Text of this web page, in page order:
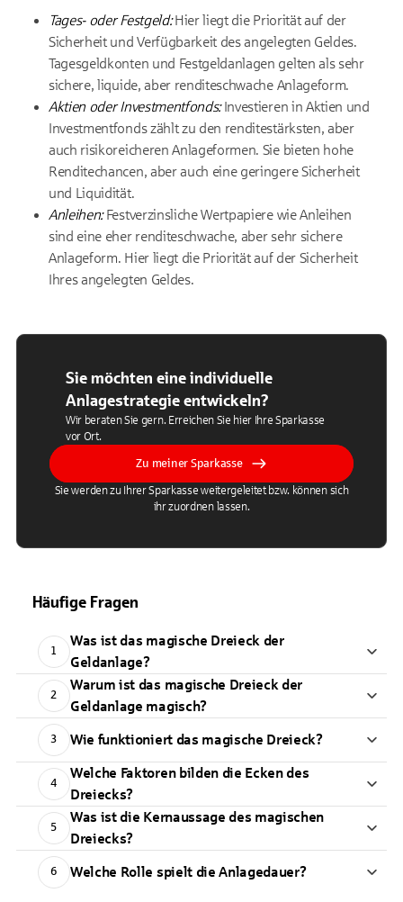
Tages- oder Festgeld:Hier liegt die Priorität auf der
Sicherheit und Verfügbarkeit des angelegten Geldes.
Tagesgeldkonten und Festgeldanlagen gelten als sehr
sichere, liquide, aber renditeschwache Anlageform.
Aktien oder Investmentfonds:Investieren in Aktien und
Investmentfonds zählt zu den renditestärksten, aber
auch risikoreicheren Anlageformen. Sie bieten hohe
Renditechancen, aber auch eine geringere Sicherheit
und Liquidität.
Anleihen:Festverzinsliche Wertpapiere wie Anleihen
sind eine eher renditeschwache, aber sehr sichere
Anlageform. Hier liegt die Priorität auf der Sicherheit
Ihres angelegten Geldes.
Sie möchten eine individuelle
Anlagestrategie entwickeln?
Wir beraten Sie gern. Erreichen Sie hier Ihre Sparkasse
vor Ort.
Zu meiner Sparkasse
Sie werden zu Ihrer Sparkasse weitergeleitet bzw. können sich
ihr zuordnen lassen.
Häufige Fragen
1
Was ist das magische Dreieck der
Geldanlage?
2
Warum ist das magische Dreieck der
Geldanlage magisch?
3 Wie funktioniert das magische Dreieck?
4
Welche Faktoren bilden die Ecken des
Dreiecks?
5
Was ist die Kernaussage des magischen
Dreiecks?
6 Welche Rolle spielt die Anlagedauer?